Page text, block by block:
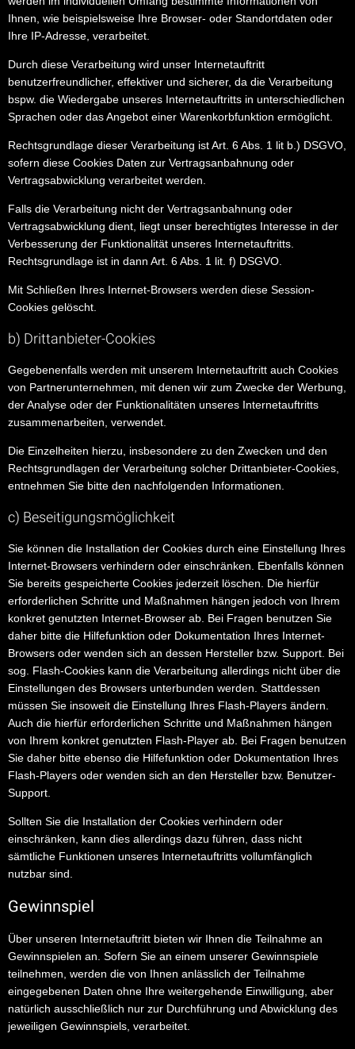
Ihnen, wie beispielsweise Ihre Browser- oder Standortdaten oder
Ihre IP-Adresse, verarbeitet.
Durch diese Verarbeitung wird unser Internetauftritt
benutzerfreundlicher, effektiver und sicherer, da die Verarbeitung
bspw. die Wiedergabe unseres Internetauftritts in unterschiedlichen
Sprachen oder das Angebot einer Warenkorbfunktion ermöglicht.
Rechtsgrundlage dieser Verarbeitung ist Art. 6 Abs. 1 lit b.) DSGVO,
sofern diese Cookies Daten zur Vertragsanbahnung oder
Vertragsabwicklung verarbeitet werden.
Falls die Verarbeitung nicht der Vertragsanbahnung oder
Vertragsabwicklung dient, liegt unser berechtigtes Interesse in der
Verbesserung der Funktionalität unseres Internetauftritts.
Rechtsgrundlage ist in dann Art. 6 Abs. 1 lit. f) DSGVO.
Mit Schließen Ihres Internet-Browsers werden diese Session-
Cookies gelöscht.
b) Drittanbieter-Cookies
Gegebenenfalls werden mit unserem Internetauftritt auch Cookies
von Partnerunternehmen, mit denen wir zum Zwecke der Werbung,
der Analyse oder der Funktionalitäten unseres Internetauftritts
zusammenarbeiten, verwendet.
Die Einzelheiten hierzu, insbesondere zu den Zwecken und den
Rechtsgrundlagen der Verarbeitung solcher Drittanbieter-Cookies,
entnehmen Sie bitte den nachfolgenden Informationen.
c) Beseitigungsmöglichkeit
Sie können die Installation der Cookies durch eine Einstellung Ihres
Internet-Browsers verhindern oder einschränken. Ebenfalls können
Sie bereits gespeicherte Cookies jederzeit löschen. Die hierfür
erforderlichen Schritte und Maßnahmen hängen jedoch von Ihrem
konkret genutzten Internet-Browser ab. Bei Fragen benutzen Sie
daher bitte die Hilfefunktion oder Dokumentation Ihres Internet-
Browsers oder wenden sich an dessen Hersteller bzw. Support. Bei
sog. Flash-Cookies kann die Verarbeitung allerdings nicht über die
Einstellungen des Browsers unterbunden werden. Stattdessen
müssen Sie insoweit die Einstellung Ihres Flash-Players ändern.
Auch die hierfür erforderlichen Schritte und Maßnahmen hängen
von Ihrem konkret genutzten Flash-Player ab. Bei Fragen benutzen
Sie daher bitte ebenso die Hilfefunktion oder Dokumentation Ihres
Flash-Players oder wenden sich an den Hersteller bzw. Benutzer-
Support.
Sollten Sie die Installation der Cookies verhindern oder
einschränken, kann dies allerdings dazu führen, dass nicht
sämtliche Funktionen unseres Internetauftritts vollumfänglich
nutzbar sind.
Gewinnspiel
Über unseren Internetauftritt bieten wir Ihnen die Teilnahme an
Gewinnspielen an. Sofern Sie an einem unserer Gewinnspiele
teilnehmen, werden die von Ihnen anlässlich der Teilnahme
eingegebenen Daten ohne Ihre weitergehende Einwilligung, aber
natürlich ausschließlich nur zur Durchführung und Abwicklung des
jeweiligen Gewinnspiels, verarbeitet.